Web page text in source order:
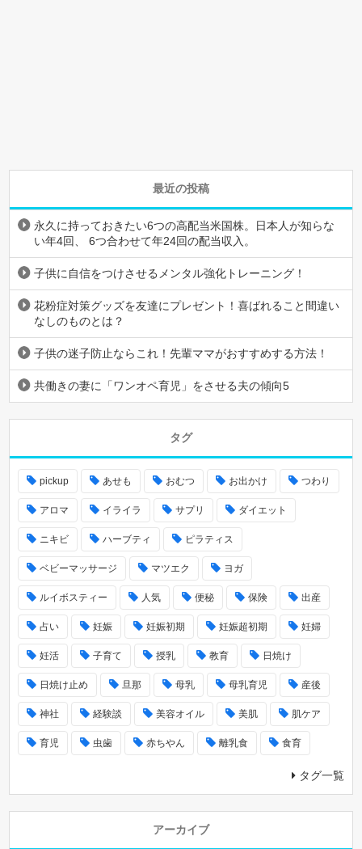
最近の投稿
永久に持っておきたい6つの高配当米国株。日本人が知らな
い年4回、 6つ合わせて年24回の配当収入。
子供に自信をつけさせるメンタル強化トレーニング！
花粉症対策グッズを友達にプレゼント！喜ばれること間違い
なしのものとは？
子供の迷子防止ならこれ！先輩ママがおすすめする方法！
共働きの妻に「ワンオペ育児」をさせる夫の傾向5
タグ
pickup あせも おむつ お出かけ つわり
アロマ イライラ サプリ ダイエット
ニキビ ハーブティ ピラティス
ベビーマッサージ マツエク ヨガ
ルイボスティー 人気 便秘 保険 出産
占い 妊娠 妊娠初期 妊娠超初期 妊婦
妊活 子育て 授乳 教育 日焼け
日焼け止め 旦那 母乳 母乳育児 産後
神社 経験談 美容オイル 美肌 肌ケア
育児 虫歯 赤ちやん 離乳食 食育
タグ一覧
アーカイブ